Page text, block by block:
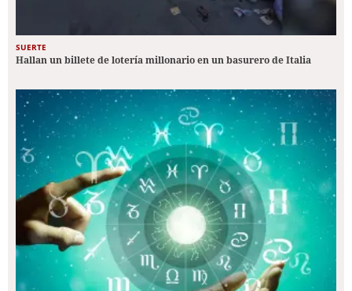
SUERTE
Hallan un billete de lotería millonario en un basurero de Italia